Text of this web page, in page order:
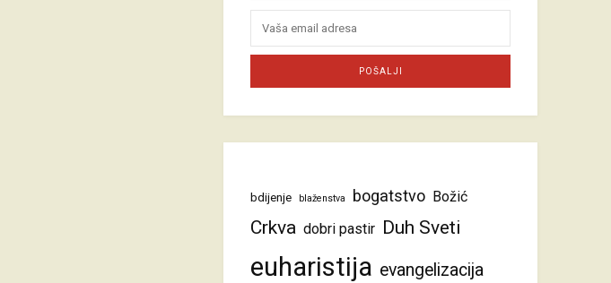
bdijenje blaženstva bogatstvo Božić
Crkva dobri pastir Duh Sveti
euharistija evangelizacija